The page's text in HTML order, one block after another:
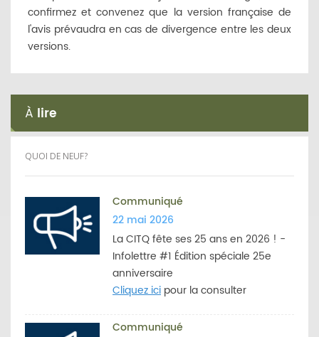
confirmez et convenez que la version française de
l'avis prévaudra en cas de divergence entre les deux
versions.
À lire
QUOI DE NEUF?
Communiqué
22 mai 2026
La CITQ fête ses 25 ans en 2026 ! -
Infolettre #1 Édition spéciale 25e
anniversaire
Cliquez ici pour la consulter
Communiqué